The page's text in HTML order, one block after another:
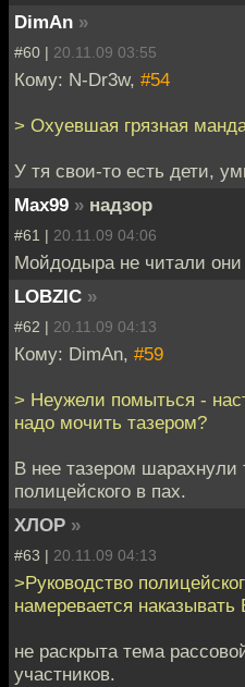
DimAn »
#60 | 20.11.09 03:55
Кому: N-Dr3w, #54
> Охуевшая грязная
У тя свои-то есть дети,
Max99 » надзор
#61 | 20.11.09 04:06
Мойдодыра не читали
LOBZIC »
#62 | 20.11.09 04:13
Кому: DimAn, #59
> Неужели помыться -
надо мочить тазером?
В нее тазером шарахнули
полицейского в пах.
ХЛОР »
#63 | 20.11.09 04:13
>Руководство
намеревается
не раскрыта тема
участников.